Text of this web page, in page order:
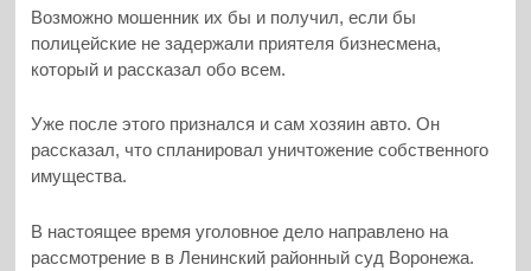
Возможно мошенник их бы и получил, если бы
полицейские не задержали приятеля бизнесмена,
который и рассказал обо всем.
Уже после этого признался и сам хозяин авто. Он
рассказал, что спланировал уничтожение собственного
имущества.
В настоящее время уголовное дело направлено на
рассмотрение в в Ленинский районный суд Воронежа.